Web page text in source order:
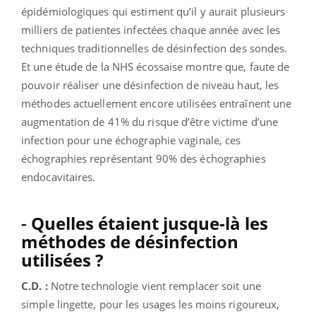
épidémiologiques qui estiment qu’il y aurait plusieurs
milliers de patientes infectées chaque année avec les
techniques traditionnelles de désinfection des sondes.
Et une étude de la NHS écossaise montre que, faute de
pouvoir réaliser une désinfection de niveau haut, les
méthodes actuellement encore utilisées entraînent une
augmentation de 41% du risque d’être victime d’une
infection pour une échographie vaginale, ces
échographies représentant 90% des échographies
endocavitaires.
- Quelles étaient jusque-là les
méthodes de désinfection
utilisées ?
C.D. :Notre technologie vient remplacer soit une
simple lingette, pour les usages les moins rigoureux,